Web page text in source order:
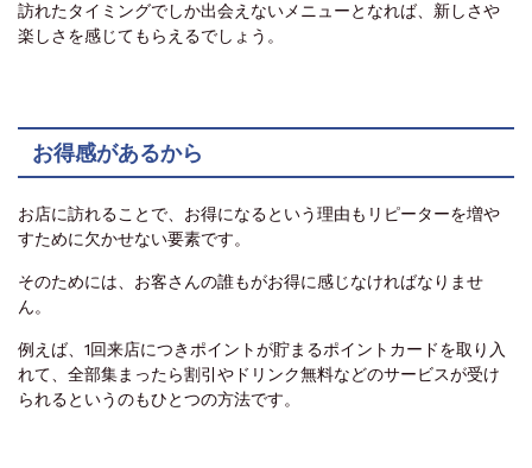
訪れたタイミングでしか出会えないメニューとなれば、新しさや
楽しさを感じてもらえるでしょう。
お得感があるから
お店に訪れることで、お得になるという理由もリピーターを増や
すために欠かせない要素です。
そのためには、お客さんの誰もがお得に感じなければなりませ
ん。
例えば、1回来店につきポイントが貯まるポイントカードを取り入
れて、全部集まったら割引やドリンク無料などのサービスが受け
られるというのもひとつの方法です。